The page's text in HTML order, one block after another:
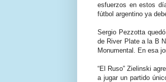
esfuerzos en estos
fútbol argentino ya
Sergio Pezzotta
de River Plate a la B
Monumental. En esa
“El Ruso” Zielinski
a jugar un partido